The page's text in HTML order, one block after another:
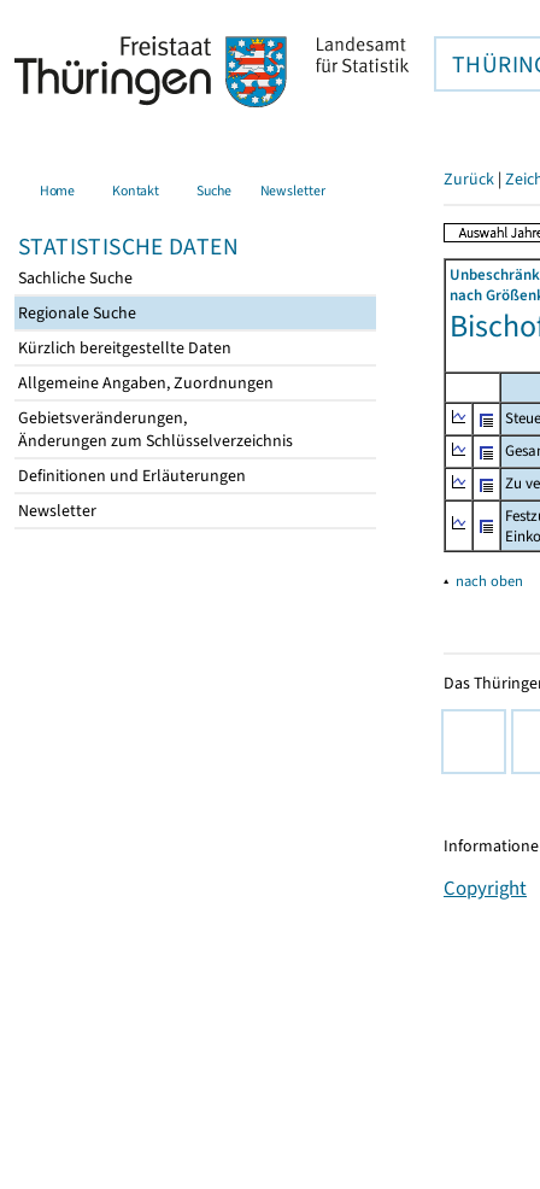
Home Kontakt Suche Newsletter
STATISTISCHE DATEN
Sachliche Suche
Regionale Suche
Kürzlich bereitgestellte Daten
Allgemeine Angaben, Zuordnungen
Gebietsveränderungen,
Änderungen zum Schlüsselverzeichnis
Definitionen und Erläuterungen
Newsletter
Zurück |
nach
Zu
▴ nach oben
Das
Copyright